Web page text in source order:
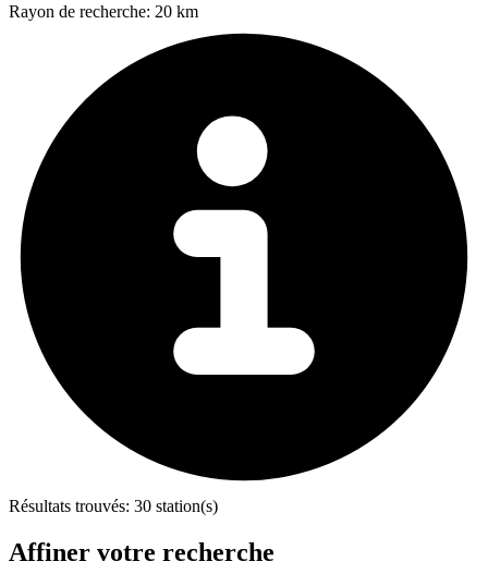
Rayon de recherche: 20 km
Résultats trouvés: 30 station(s)
Affiner votre recherche